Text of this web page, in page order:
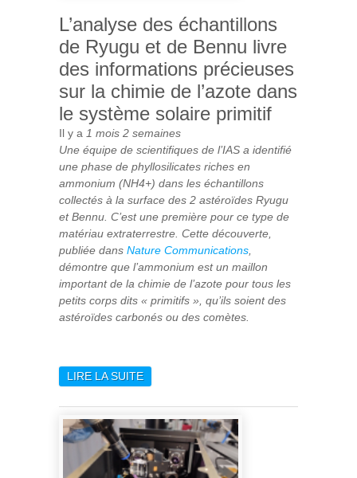
L’analyse des échantillons
de Ryugu et de Bennu livre
des informations précieuses
sur la chimie de l’azote dans
le système solaire primitif
Il y a 1 mois 2 semaines
Une équipe de scientifiques de l’IAS a identifié
une phase de phyllosilicates riches en
ammonium (NH4+) dans les échantillons
collectés à la surface des 2 astéroïdes Ryugu
et Bennu. C’est une première pour ce type de
matériau extraterrestre. Cette découverte,
publiée dans Nature Communications
démontre que l’ammonium est un maillon
important de la chimie de l’azote pour tous les
petits corps dits « primitifs », qu’ils soient des
astéroïdes carbonés ou des comètes.
LIRE LA SUITEDE L’ANALYSE DES
ET DE BENNU LIVRE DES
INFORMATIONS
PRÉCIEUSES SUR LA CHIMIE
DE L’AZOTE DANS LE